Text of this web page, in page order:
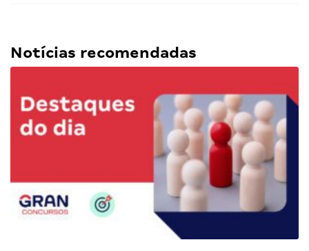
Notícias recomendadas